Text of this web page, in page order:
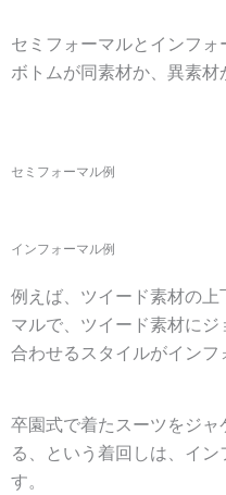
セミフォーマルとインフ
ボトムが同素材か、異素材
セミフォーマル例
インフォーマル例
例えば、ツイード素材の
マルで、ツイード素材に
合わせるスタイルがインフ
卒園式で着たスーツをジ
る、という着回しは、イ
す。